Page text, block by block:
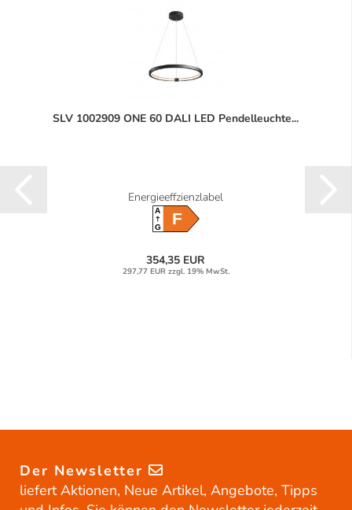
SLV 1002909 ONE 60 DALI LED Pendelleuchte...
Energieeffzienzlabel
A
GF
354,35 EUR
297,77 EUR zzgl. 19% MwSt.
Der Newsletter
liefert Aktionen, Neue Artikel, Angebote, Tipps